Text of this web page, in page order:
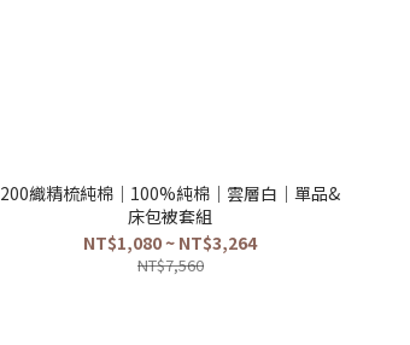
200織精梳純棉｜100%純棉｜雲層白｜單品&
床包被套組
NT$1,080 ~ NT$3,264
NT$7,560